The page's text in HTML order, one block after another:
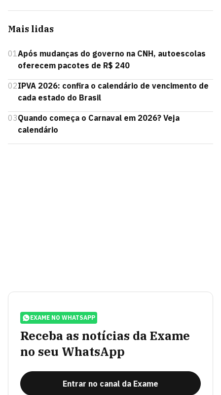
Mais lidas
01Após mudanças do governo na CNH, autoescolas
oferecem pacotes de R$ 240
02IPVA 2026: confira o calendário de vencimento de
cada estado do Brasil
03Quando começa o Carnaval em 2026? Veja
calendário
EXAME NO WHATSAPP
Receba as notícias da Exame
no seu WhatsApp
Entrar no canal da Exame